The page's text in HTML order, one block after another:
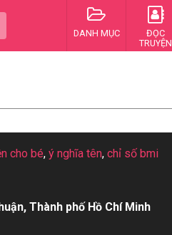
DANH MỤC
ĐỌC
TRUYỆN
cho bé, ý nghĩa tên, chỉ số bmi
Thành phố Hồ Chí Minh